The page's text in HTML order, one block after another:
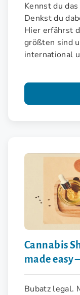
Kennst du
Denkst du
Hier erfährst
größten sind
international
Cannabis
made easy
Bubatz legal.